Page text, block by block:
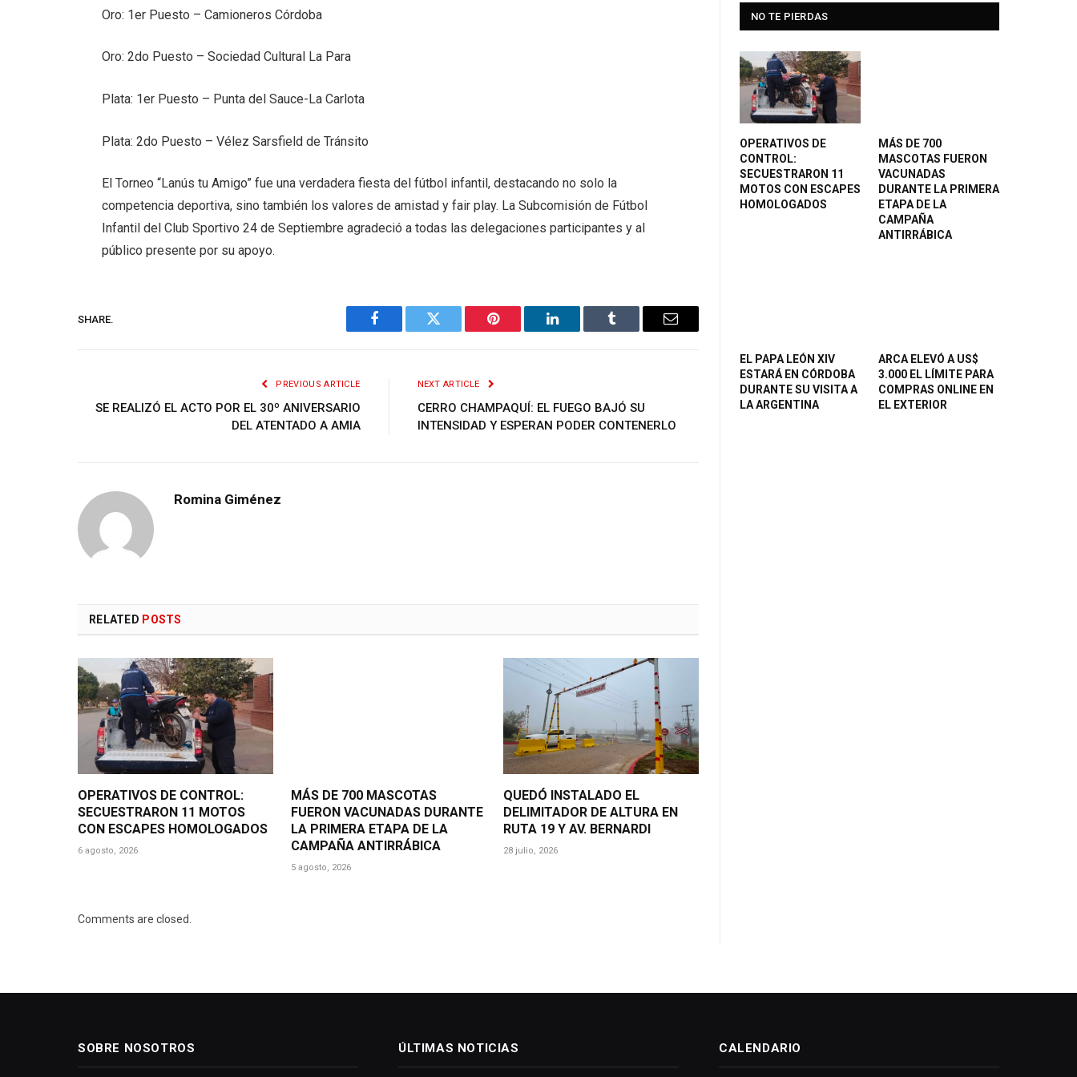
Oro: 1er Puesto – Camioneros Córdoba
Oro: 2do Puesto – Sociedad Cultural La Para
Plata: 1er Puesto – Punta del Sauce-La Carlota
Plata: 2do Puesto – Vélez Sarsfield de Tránsito
El Torneo “Lanús tu Amigo” fue una verdadera fiesta del fútbol infantil, destacando no solo la
competencia deportiva, sino también los valores de amistad y fair play. La Subcomisión de Fútbol
Infantil del Club Sportivo 24 de Septiembre agradeció a todas las delegaciones participantes y al
público presente por su apoyo.
SHARE.
Facebook Twitter Pinterest LinkedIn Tumblr Email
PREVIOUS ARTICLE
SE REALIZÓ EL ACTO POR EL 30º ANIVERSARIO
DEL ATENTADO A AMIA
NEXT ARTICLE
CERRO CHAMPAQUÍ: EL FUEGO BAJÓ SU
INTENSIDAD Y ESPERAN PODER CONTENERLO
Romina Giménez
RELATED POSTS
OPERATIVOS DE CONTROL:
SECUESTRARON 11 MOTOS
CON ESCAPES HOMOLOGADOS
6 agosto, 2026
MÁS DE 700 MASCOTAS
FUERON VACUNADAS DURANTE
LA PRIMERA ETAPA DE LA
CAMPAÑA ANTIRRÁBICA
5 agosto, 2026
QUEDÓ INSTALADO EL
DELIMITADOR DE ALTURA EN
RUTA 19 Y AV. BERNARDI
28 julio, 2026
Comments are closed.
NO TE PIERDAS
OPERATIVOS DE
CONTROL:
SECUESTRARON 11
MOTOS CON ESCAPES
HOMOLOGADOS
MÁS DE 700
MASCOTAS FUERON
VACUNADAS
DURANTE LA PRIMERA
ETAPA DE LA
CAMPAÑA
ANTIRRÁBICA
EL PAPA LEÓN XIV
ESTARÁ EN CÓRDOBA
DURANTE SU VISITA A
LA ARGENTINA
ARCA ELEVÓ A US$
3.000 EL LÍMITE PARA
COMPRAS ONLINE EN
EL EXTERIOR
SOBRE NOSOTROS ÚLTIMAS NOTICIAS CALENDARIO